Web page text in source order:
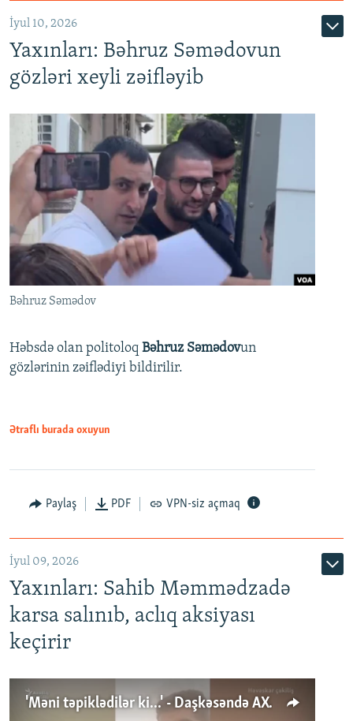
İyul 10, 2026
Yaxınları: Bəhruz Səmədovun
gözləri xeyli zəifləyib
Bəhruz Səmədov
Həbsdə olan politoloq Bəhruz Səmədovun
gözlərinin zəiflədiyi bildirilir.
Ətraflı burada oxuyun
Paylaş PDF VPN-siz açmaq
İyul 09, 2026
Yaxınları: Sahib Məmmədzadə
karsa salınıb, aclıq aksiyası
keçirir
'Məni təpiklədilər ki...' - Daşkəsəndə AXCP fəalının yaxınları onun həbsinə etiraz edirlər